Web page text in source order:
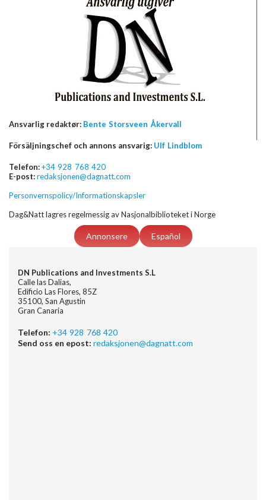
Ansvarlig redaktør: Bente Storsveen Åkervall
Försäljningschef och annons ansvarig: Ulf Lindblom
Telefon:+34 928 768 420
E-post:redaksjonen@dagnatt.com
Personvernspolicy/Informationskapsler
Dag&Natt lagres regelmessig av Nasjonalbiblioteket i Norge
Annonsere Español
DN Publications and Investments S.L
Calle las Dalias,
Edificio Las Flores, 85Z
35100, San Agustin
Gran Canaria
Telefon: +34 928 768 420
Send oss en epost: redaksjonen@dagnatt.com